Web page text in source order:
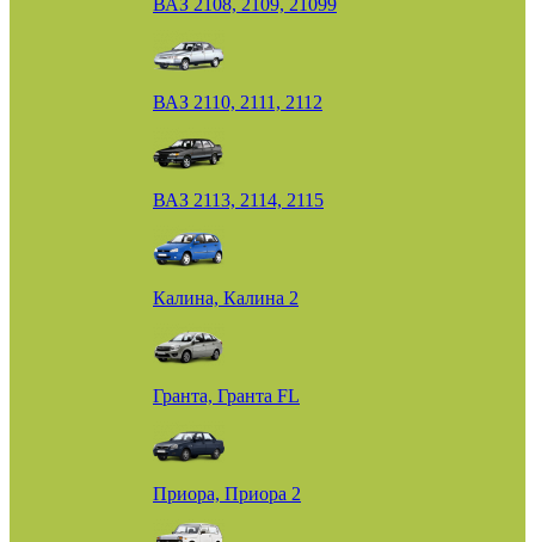
ВАЗ 2108, 2109, 21099
ВАЗ 2110, 2111, 2112
ВАЗ 2113, 2114, 2115
Калина, Калина 2
Гранта, Гранта FL
Приора, Приора 2